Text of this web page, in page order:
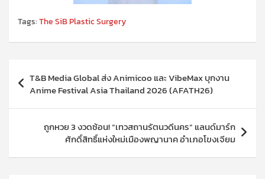
Tags:The SiB Plastic Surgery
เรื่องT&B Media Global ส่ง Animicoo และ VibeMax บุกงาน
Anime Festival Asia Thailand 2026 (AFATH26)
ถูกหวย 3 งวดซ้อน! “เทวสถานรัตนวดีนคร” แลนด์มาร์ก
ศักดิ์สิทธิ์แห่งใหม่เมืองพญานาค อำเภอโขงเจียม